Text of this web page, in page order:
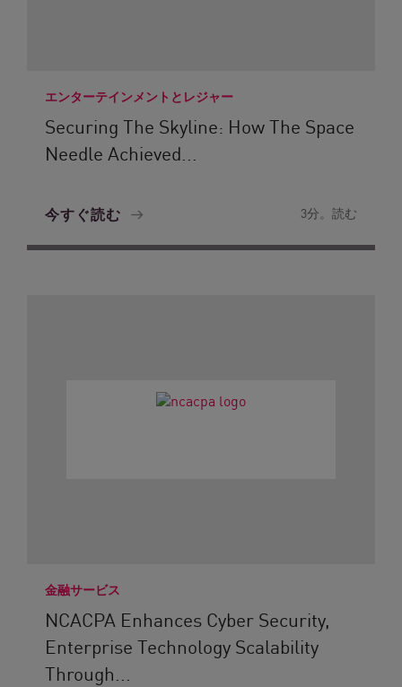
エンターテインメントとレジャー
Securing The Skyline: How The Space
Needle Achieved...
今すぐ読む 3分。読む
金融サービス
NCACPA Enhances Cyber Security,
Enterprise Technology Scalability
Through...